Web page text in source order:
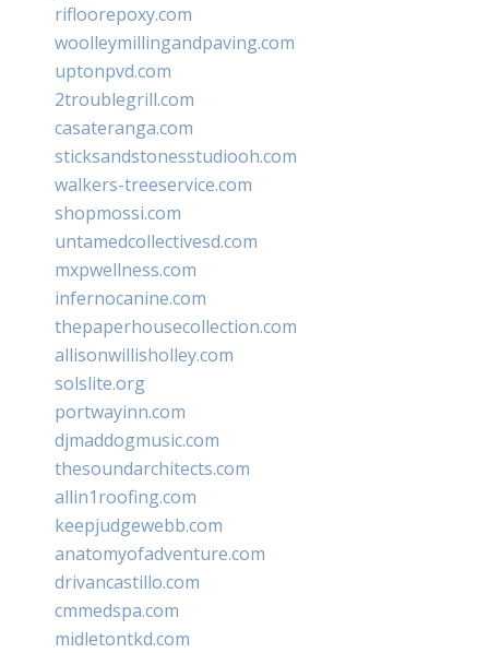
rifloorepoxy.com
woolleymillingandpaving.com
uptonpvd.com
2troublegrill.com
casateranga.com
sticksandstonesstudiooh.com
walkers-treeservice.com
shopmossi.com
untamedcollectivesd.com
mxpwellness.com
infernocanine.com
thepaperhousecollection.com
allisonwillisholley.com
solslite.org
portwayinn.com
djmaddogmusic.com
thesoundarchitects.com
allin1roofing.com
keepjudgewebb.com
anatomyofadventure.com
drivancastillo.com
cmmedspa.com
midletontkd.com